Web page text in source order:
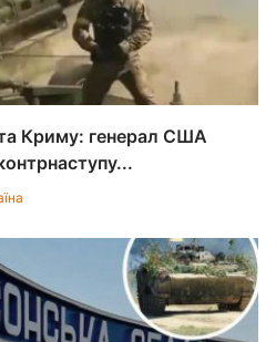
Криму: генерал США